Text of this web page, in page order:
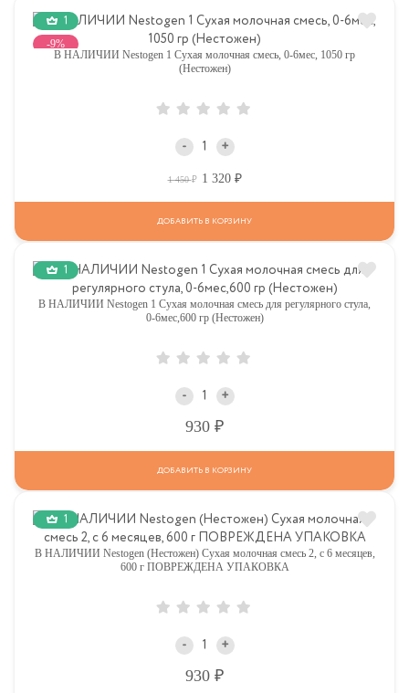
1
-9%
В НАЛИЧИИ Nestogen 1 Сухая молочная смесь, 0-6мес, 1050 гр
(Нестожен)
- +
1 450Р 1 320 Р
ДОБАВИТЬ В КОРЗИНУ
1
В НАЛИЧИИ Nestogen 1 Сухая молочная смесь для регулярного стула,
0-6мес,600 гр (Нестожен)
- +
930
ДОБАВИТЬ В КОРЗИНУ
1
В НАЛИЧИИ Nestogen (Нестожен) Сухая молочная смесь 2, c 6 месяцев,
600 г ПОВРЕЖДЕНА УПАКОВКА
- +
930